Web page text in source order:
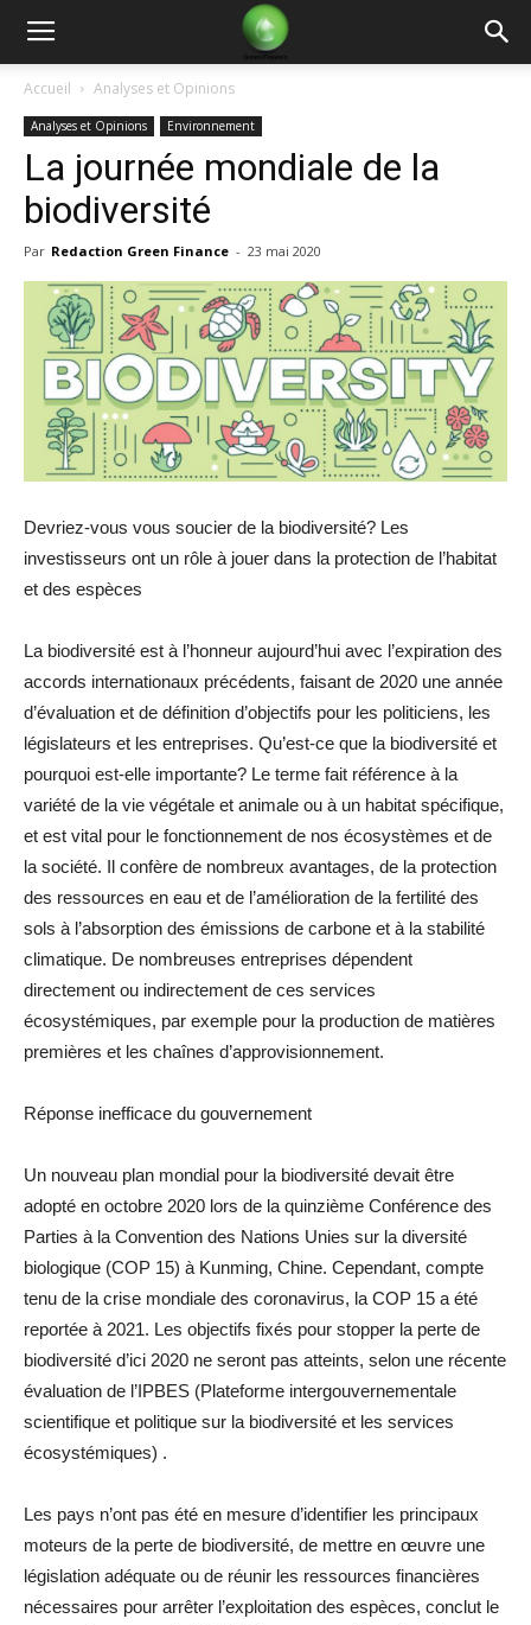
Green
Finance
Accueil Analyses et Opinions
Analyses et Opinions Environnement
La journée mondiale de la
biodiversité
Par Redaction Green Finance - 23 mai 2020
Devriez-vous vous soucier de la biodiversité? Les
investisseurs ont un rôle à jouer dans la protection de l’habitat
et des espèces
La biodiversité est à l’honneur aujourd’hui avec l’expiration des
accords internationaux précédents, faisant de 2020 une année
d’évaluation et de définition d’objectifs pour les politiciens, les
législateurs et les entreprises. Qu’est-ce que la biodiversité et
pourquoi est-elle importante? Le terme fait référence à la
variété de la vie végétale et animale ou à un habitat spécifique,
et est vital pour le fonctionnement de nos écosystèmes et de
la société. Il confère de nombreux avantages, de la protection
des ressources en eau et de l’amélioration de la fertilité des
sols à l’absorption des émissions de carbone et à la stabilité
climatique. De nombreuses entreprises dépendent
directement ou indirectement de ces services
écosystémiques, par exemple pour la production de matières
premières et les chaînes d’approvisionnement.
Réponse inefficace du gouvernement
Un nouveau plan mondial pour la biodiversité devait être
adopté en octobre 2020 lors de la quinzième Conférence des
Parties à la Convention des Nations Unies sur la diversité
biologique (COP 15) à Kunming, Chine. Cependant, compte
tenu de la crise mondiale des coronavirus, la COP 15 a été
reportée à 2021. Les objectifs fixés pour stopper la perte de
biodiversité d’ici 2020 ne seront pas atteints, selon une récente
évaluation de l’IPBES (Plateforme intergouvernementale
scientifique et politique sur la biodiversité et les services
écosystémiques) .
Les pays n’ont pas été en mesure d’identifier les principaux
moteurs de la perte de biodiversité, de mettre en œuvre une
législation adéquate ou de réunir les ressources financières
nécessaires pour arrêter l’exploitation des espèces, conclut le